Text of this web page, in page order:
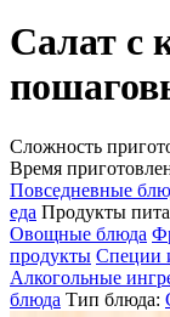
Салат с
Сложность
Время
Повседневные
еда Продукты
Овощные блюда
продукты Специи
Алкогольные
блюда Тип блюда: